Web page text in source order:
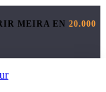
MEIRA EN 20.000